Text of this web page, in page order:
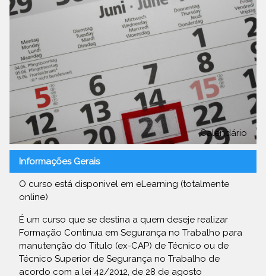
Calendário
Informações Gerais
O curso está disponivel em eLearning (totalmente
online)
É um curso que se destina a quem deseje realizar
Formação Continua em Segurança no Trabalho para
manutenção do Titulo (ex-CAP) de Técnico ou de
Técnico Superior de Segurança no Trabalho de
acordo com a lei 42/2012, de 28 de agosto